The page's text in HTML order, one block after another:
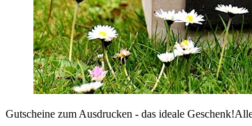
Gutscheine zum Ausdrucken - das ideale Geschenk!